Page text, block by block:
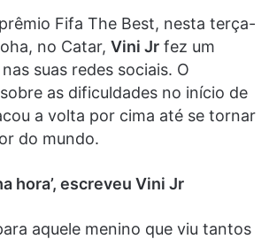
Fifa The Best, nesta terça-
no Catar, Vini Jr fez um
suas redes sociais. O
as dificuldades no início de
a volta por cima até se tornar
do mundo.
hora’, escreveu Vini Jr
aquele menino que viu tantos